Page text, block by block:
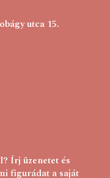
utca 15.
Írj üzenetet és
figurádat a saját